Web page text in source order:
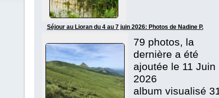
Séjour au Lioran du 4 au 7 juin 2026: Photos de Nadine P.
79 photos, la
dernière a été
ajoutée le 11 Juin
2026
album visualisé